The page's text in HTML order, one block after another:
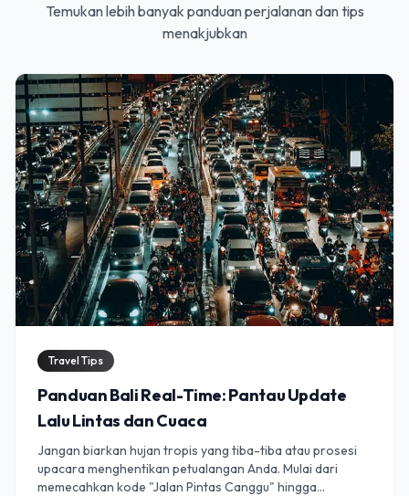
Temukan lebih banyak panduan perjalanan dan tips
menakjubkan
Travel Tips
Panduan Bali Real-Time: Pantau Update
Lalu Lintas dan Cuaca
Jangan biarkan hujan tropis yang tiba-tiba atau prosesi
upacara menghentikan petualangan Anda. Mulai dari
memecahkan kode "Jalan Pintas Canggu" hingga